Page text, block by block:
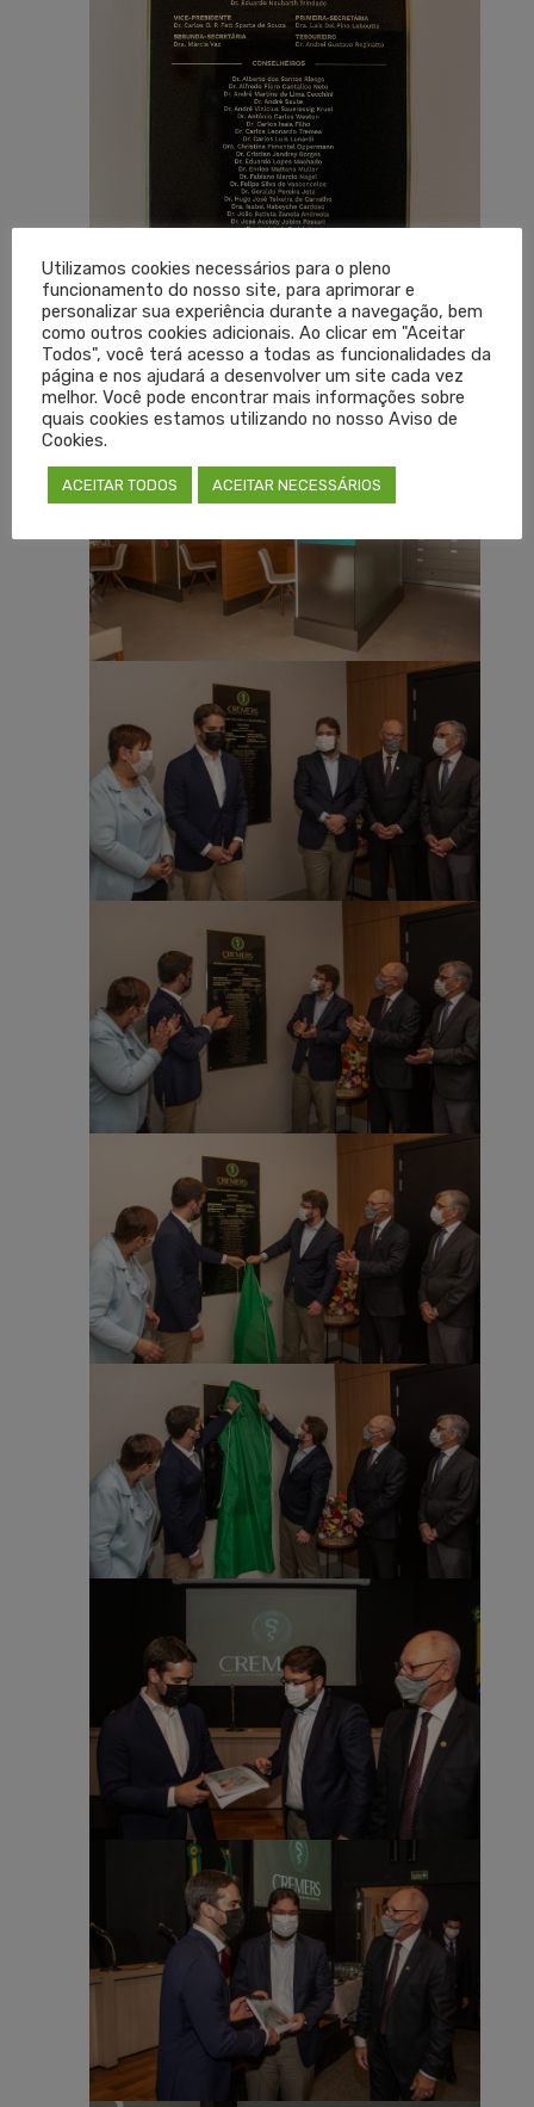
Utilizamos cookies necessários para o pleno
funcionamento do nosso site, para aprimorar e
personalizar sua experiência durante a navegação, bem
como outros cookies adicionais. Ao clicar em "Aceitar
Todos", você terá acesso a todas as funcionalidades da
página e nos ajudará a desenvolver um site cada vez
melhor. Você pode encontrar mais informações sobre
quais cookies estamos utilizando no nosso Aviso de
Cookies.
ACEITAR TODOS ACEITAR NECESSÁRIOS